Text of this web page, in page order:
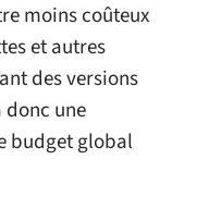
moins coûteux
et autres
des versions
donc une
budget global